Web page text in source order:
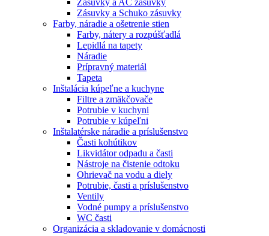
Zásuvky a Schuko zásuvky
Farby, náradie a ošetrenie stien
Farby, nátery a rozpúšťadlá
Lepidlá na tapety
Náradie
Prípravný materiál
Tapeta
Inštalácia kúpeľne a kuchyne
Filtre a zmäkčovače
Potrubie v kuchyni
Potrubie v kúpeľni
Inštalatérske náradie a príslušenstvo
Časti kohútikov
Likvidátor odpadu a časti
Nástroje na čistenie odtoku
Ohrievač na vodu a diely
Potrubie, časti a príslušenstvo
Ventily
Vodné pumpy a príslušenstvo
WC časti
Organizácia a skladovanie v domácnosti